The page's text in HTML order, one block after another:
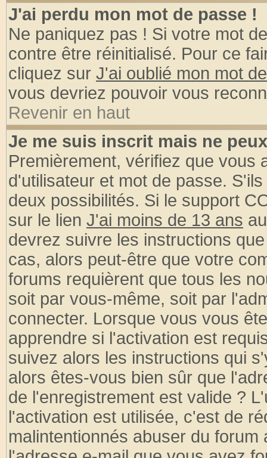
J'ai perdu mon mot de passe !
Ne paniquez pas ! Si votre mot
contre être réinitialisé. Pour ce
cliquez sur J'ai oublié mon mot
vous devriez pouvoir vous
Revenir en haut
Je me suis inscrit mais ne
Premièrement, vérifiez que vous
d'utilisateur et mot de passe.
deux possibilités. Si le support
sur le lien J'ai moins de 13 ans
devrez suivre les instructions
cas, alors peut-être que votre
forums requièrent que tous les
soit par vous-même, soit par
connecter. Lorsque vous vous
apprendre si l'activation est
suivez alors les instructions qui
alors êtes-vous bien sûr que
de l'enregistrement est valide ?
l'activation est utilisée, c'est de
malintentionnés abuser du